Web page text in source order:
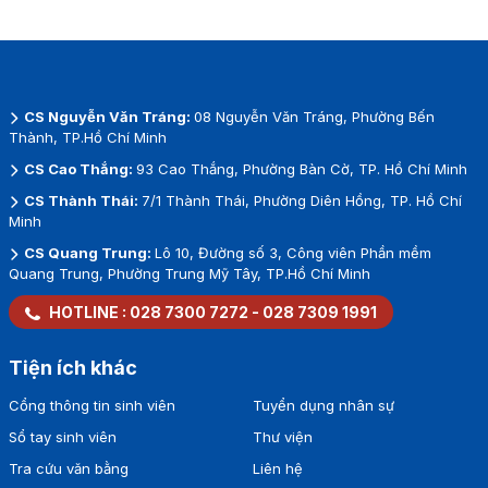
CS Nguyễn Văn Tráng: 08 Nguyễn Văn Tráng, Phường Bến
Thành, TP.Hồ Chí Minh
CS Cao Thắng: 93 Cao Thắng, Phường Bàn Cờ, TP. Hồ Chí Minh
CS Thành Thái: 7/1 Thành Thái, Phường Diên Hồng, TP. Hồ Chí
Minh
CS Quang Trung: Lô 10, Đường số 3, Công viên Phần mềm
Quang Trung, Phường Trung Mỹ Tây, TP.Hồ Chí Minh
HOTLINE : 028 7300 7272 - 028 7309 1991
Tiện ích khác
Cổng thông tin sinh viên
Sổ tay sinh viên
Tra cứu văn bằng
Tuyển dụng nhân sự
Thư viện
Liên hệ